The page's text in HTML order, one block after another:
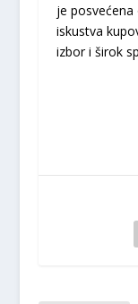
je
iskustva
izbor i širok